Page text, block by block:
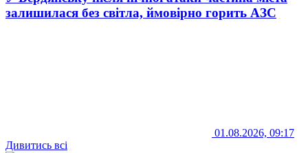
залишилася без світла, ймовірно горить АЗС
01.08.2026, 09:17
Дивитись всі